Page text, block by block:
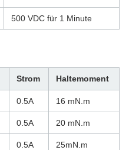
500 VDC für 1 Minute
Strom Haltemoment
0.5A 16 mN.m
0.5A 20 mN.m
0.5A 25mN.m